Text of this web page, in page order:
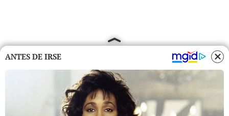
ANTES DE IRSE